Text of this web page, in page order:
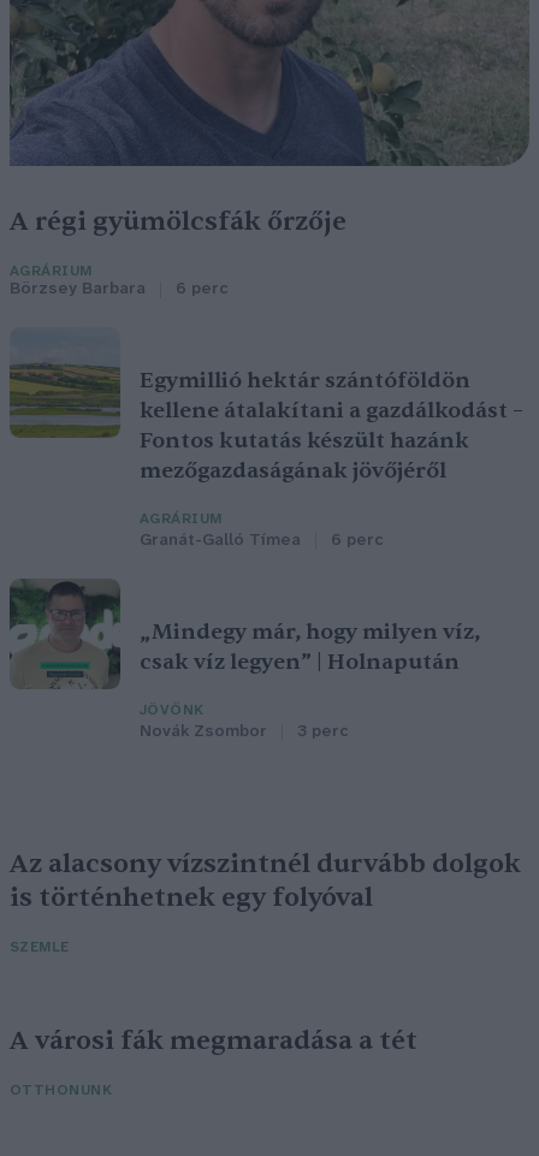
A régi gyümölcsfák őrzője
AGRÁRIUM
Börzsey Barbara 6 perc
Egymillió hektár szántóföldön
kellene átalakítani a gazdálkodást –
Fontos kutatás készült hazánk
mezőgazdaságának jövőjéről
AGRÁRIUM
Granát-Galló Tímea 6 perc
„Mindegy már, hogy milyen víz,
csak víz legyen” | Holnapután
JÖVŐNK
Novák Zsombor 3 perc
Az alacsony vízszintnél durvább dolgok
is történhetnek egy folyóval
SZEMLE
A városi fák megmaradása a tét
OTTHONUNK